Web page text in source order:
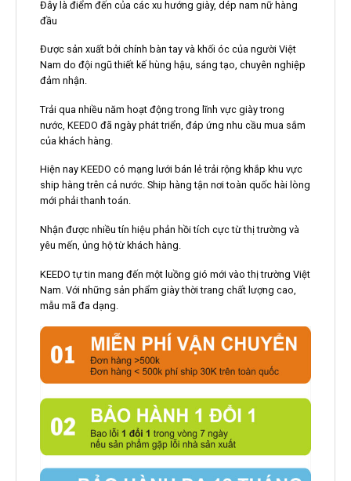
Đây là điểm đến của các xu hướng giày, dép nam nữ hàng
đầu
Được sản xuất bởi chính bàn tay và khối óc của người Việt
Nam do đội ngũ thiết kế hùng hậu, sáng tạo, chuyên nghiệp
đảm nhận.
Trải qua nhiều năm hoạt động trong lĩnh vực giày trong
nước, KEEDO đã ngày phát triển, đáp ứng nhu cầu mua sắm
của khách hàng.
Hiện nay KEEDO có mạng lưới bán lẻ trải rộng khắp khu vực
ship hàng trên cả nước. Ship hàng tận nơi toàn quốc hài lòng
mới phải thanh toán.
Nhận được nhiều tín hiệu phản hồi tích cực từ thị trường và
yêu mến, ủng hộ từ khách hàng.
KEEDO tự tin mang đến một luồng gió mới vào thị trường Việt
Nam. Với những sản phẩm giày thời trang chất lượng cao,
mẫu mã đa dạng.